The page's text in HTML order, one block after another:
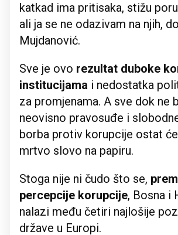
katkad ima pritisaka, stižu
ali ja se ne odazivam na njih,
Mujdanović.
Sve je ovo rezultat duboke
institucijama i nedostatka
za promjenama. A sve dok ne
neovisno pravosuđe i
borba protiv korupcije ostat
mrtvo slovo na papiru.
Stoga nije ni čudo što se,
percepcije korupcije, Bosna i
nalazi među četiri najlošije
države u Europi.